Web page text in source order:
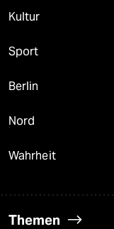
Kultur
Sport
Berlin
Nord
Wahrheit
Themen